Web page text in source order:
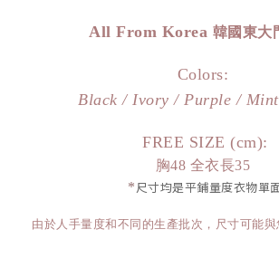
All From Korea 韓國東大
Colors:
Black / Ivory / Purple /
FREE SIZE (cm):
胸48 全衣長35
*尺寸均是平鋪量度衣物單
由於人手量度和不同的生產批次，尺寸可能